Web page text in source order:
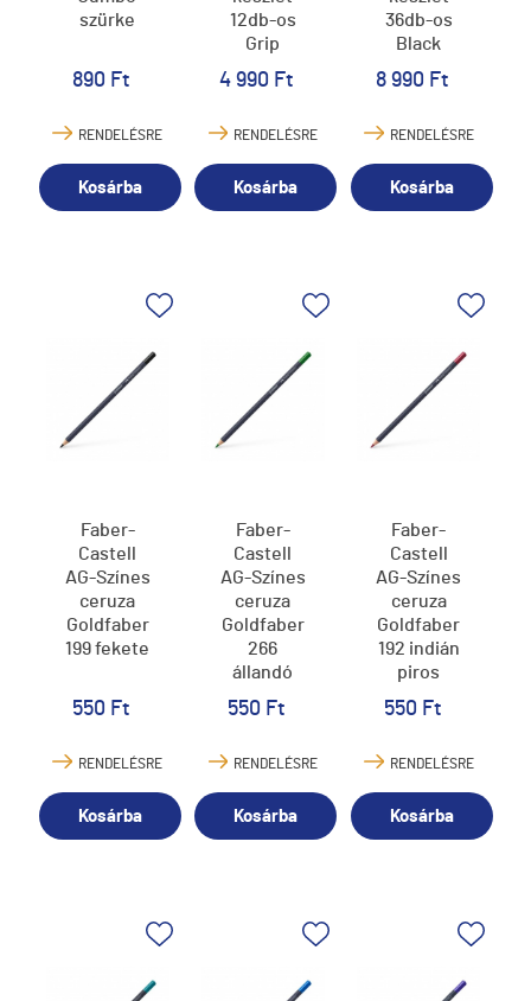
szürke
890 Ft
RENDELÉSRE
Kosárba
12db-os
Grip
(pasztell,neon,metál
színek)
4 990 Ft
RENDELÉSRE
Kosárba
36db-os
Black
Edition
fekete
8 990 Ft
RENDELÉSRE
Kosárba
Faber-
Castell
AG-Színes
ceruza
Goldfaber
199 fekete
550 Ft
RENDELÉSRE
Kosárba
Faber-
Castell
AG-Színes
ceruza
Goldfaber
266
állandó
zöld
550 Ft
RENDELÉSRE
Kosárba
Faber-
Castell
AG-Színes
ceruza
Goldfaber
192 indián
piros
550 Ft
RENDELÉSRE
Kosárba